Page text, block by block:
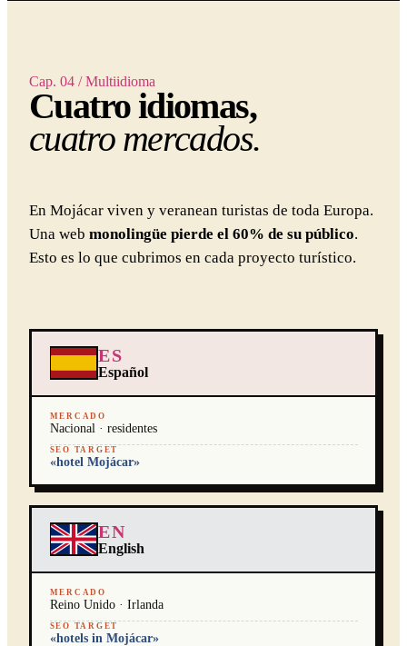
Cap. 04 / Multiidioma
Cuatro idiomas,
cuatro mercados.
En Mojácar viven y veranean turistas de toda Europa.
Una web monolingüe pierde el 60% de su público.
Esto es lo que cubrimos en cada proyecto turístico.
ES
Español
MERCADO
Nacional · residentes
SEO TARGET
«hotel Mojácar»
EN
English
MERCADO
Reino Unido · Irlanda
SEO TARGET
«hotels in Mojácar»